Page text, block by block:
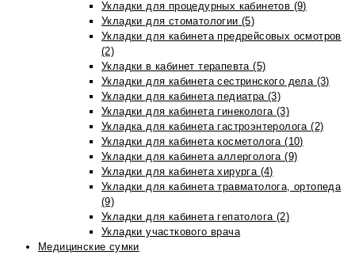
Укладки для процедурных кабинетов (9)
Укладки для стоматологии (5)
Укладки для кабинета предрейсовых осмотров
(2)
Укладки в кабинет терапевта (5)
Укладки для кабинета сестринского дела (3)
Укладки для кабинета педиатра (3)
Укладки для кабинета гинеколога (3)
Укладка для кабинета гастроэнтеролога (2)
Укладки для кабинета косметолога (10)
Укладки для кабинета аллерголога (9)
Укладки для кабинета хирурга (4)
Укладки для кабинета травматолога, ортопеда
(9)
Укладки для кабинета гепатолога (2)
Укладки участкового врача
Медицинские сумки